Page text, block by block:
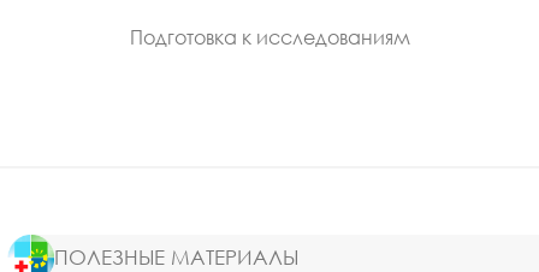
Подготовка к исследованиям
ПОЛЕЗНЫЕ МАТЕРИАЛЫ